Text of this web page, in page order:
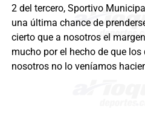
2 del tercero, Sportivo
una última chance de
cierto que a nosotros el
mucho por el hecho de que
nosotros no lo veníamos